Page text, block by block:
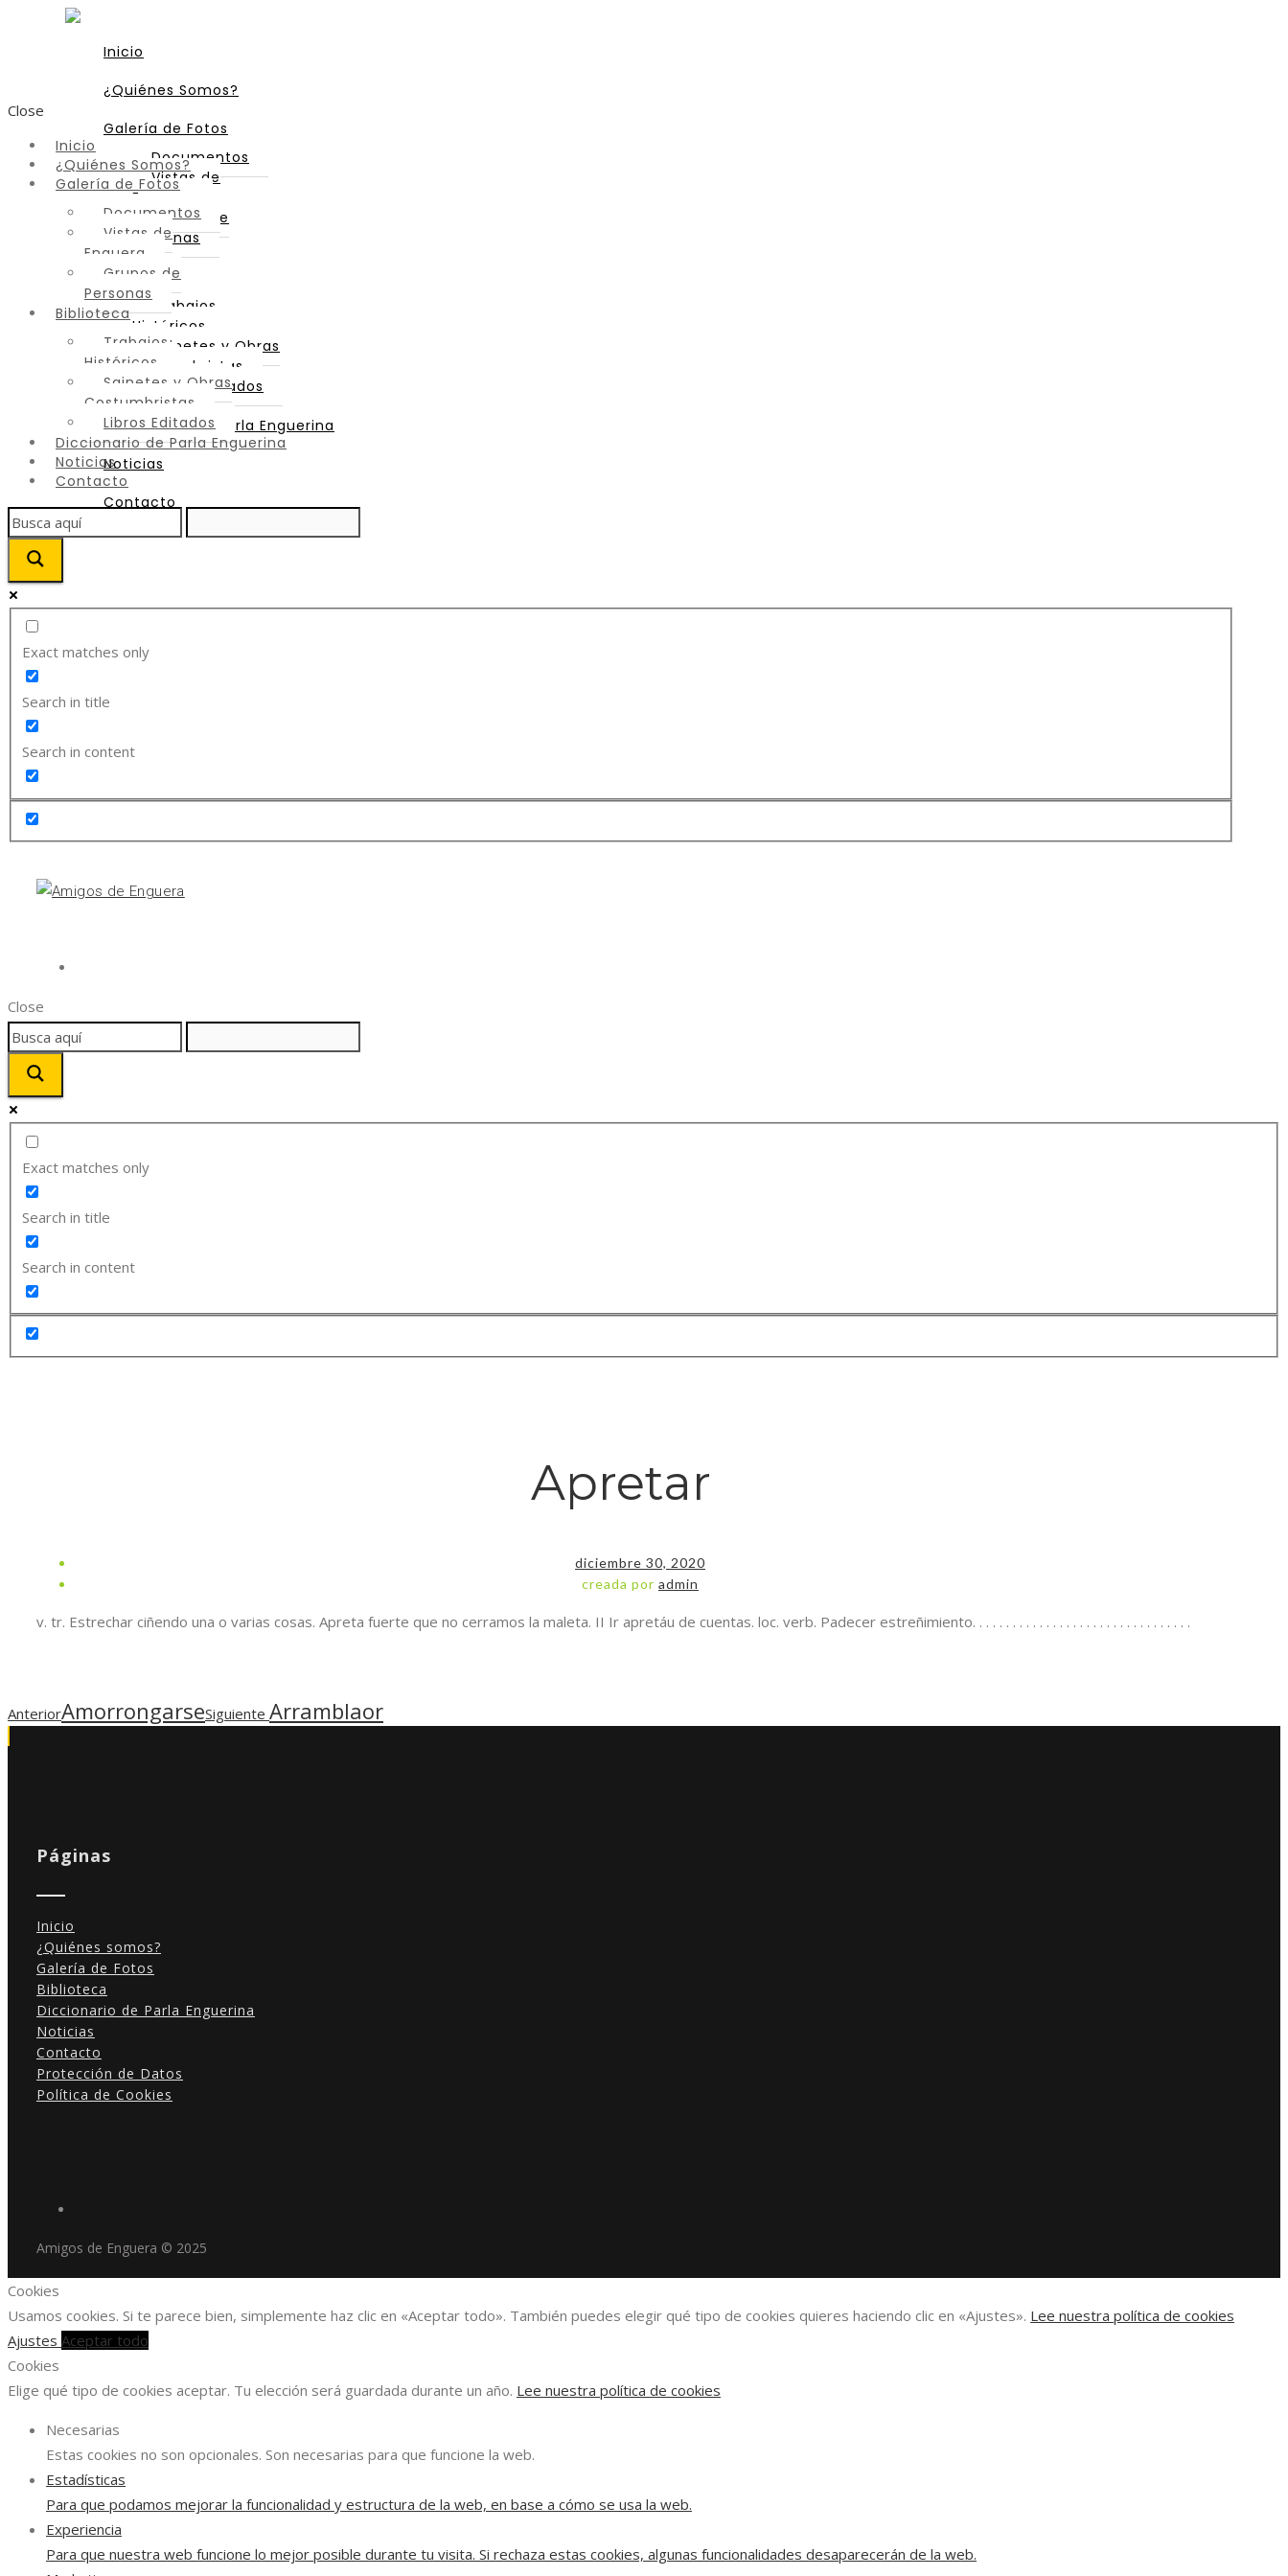
Inicio
¿Quiénes Somos?
Galería de Fotos
Documentos
Vistas de
Enguera
Grupos de
Personas
Biblioteca
Trabajos
Históricos
Sainetes y Obras
Costumbristas
Libros Editados
Diccionario de Parla Enguerina
Noticias
Contacto
Close
Inicio
¿Quiénes Somos?
Galería de Fotos
Documentos
Vistas de
Enguera
Grupos de
Personas
Biblioteca
Trabajos
Históricos
Sainetes y Obras
Costumbristas
Libros Editados
Diccionario de Parla Enguerina
Noticias
Contacto
Exact matches only
Search in title
Search in content
Close
Exact matches only
Search in title
Search in content
Apretar
diciembre 30, 2020
creada por admin
v. tr. Estrechar ciñendo una o varias cosas. Apreta fuerte que no cerramos la maleta. II Ir apretáu de cuentas. loc. verb. Padecer estreñimiento. . . . . . . . . . . . . . . . . . . . . . . . . . . . . . . . .
AnteriorAmorrongarseSiguiente Arramblaor
Páginas
Inicio
¿Quiénes somos?
Galería de Fotos
Biblioteca
Diccionario de Parla Enguerina
Noticias
Contacto
Protección de Datos
Política de Cookies
Amigos de Enguera © 2025
Cookies
Usamos cookies. Si te parece bien, simplemente haz clic en «Aceptar todo». También puedes elegir qué tipo de cookies quieres haciendo clic en «Ajustes». Lee nuestra política de cookies
Ajustes Aceptar todo
Cookies
Elige qué tipo de cookies aceptar. Tu elección será guardada durante un año. Lee nuestra política de cookies
Necesarias
Estas cookies no son opcionales. Son necesarias para que funcione la web.
Estadísticas
Para que podamos mejorar la funcionalidad y estructura de la web, en base a cómo se usa la web.
Experiencia
Para que nuestra web funcione lo mejor posible durante tu visita. Si rechaza estas cookies, algunas funcionalidades desaparecerán de la web.